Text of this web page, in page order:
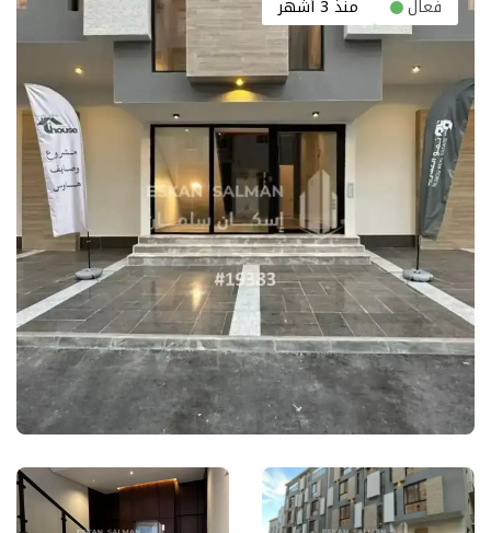
فعال منذ 3 أشهر